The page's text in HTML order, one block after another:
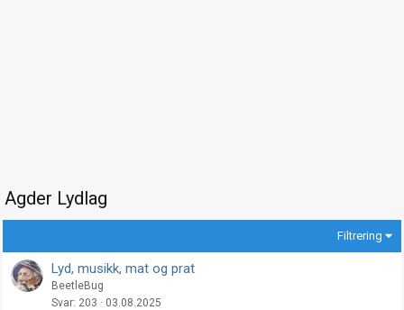
Agder Lydlag
Filtrering
Lyd, musikk, mat og prat
BeetleBug
Svar 203 03.08.2025